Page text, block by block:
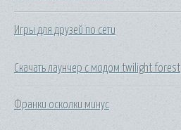
Игры для друзей по сети
Скачать лаунчер с модом twilight forest
Франки осколки минус